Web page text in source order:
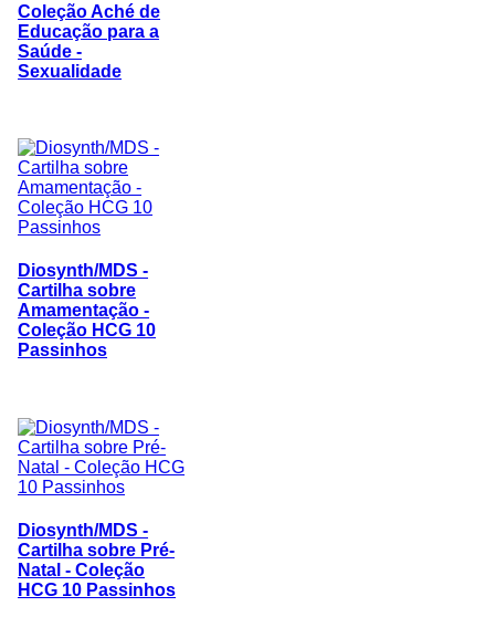
Coleção Aché de
Educação para a
Saúde -
Sexualidade
Diosynth/MDS -
Cartilha sobre
Amamentação -
Coleção HCG 10
Passinhos
Diosynth/MDS -
Cartilha sobre Pré-
Natal - Coleção
HCG 10 Passinhos